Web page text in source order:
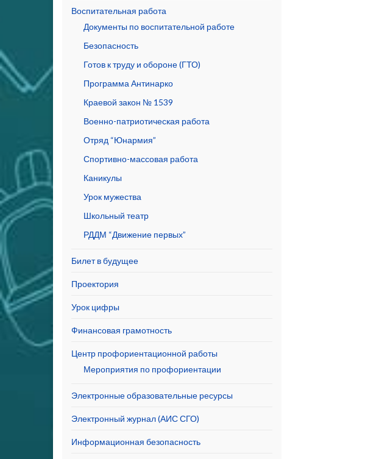
Воспитательная работа
Документы по воспитательной работе
Безопасность
Готов к труду и обороне (ГТО)
Программа Антинарко
Краевой закон № 1539
Военно-патриотическая работа
Отряд “Юнармия”
Спортивно-массовая работа
Каникулы
Урок мужества
Школьный театр
РДДМ “Движение первых”
Билет в будущее
Проектория
Урок цифры
Финансовая грамотность
Центр профориентационной работы
Мероприятия по профориентации
Электронные образовательные ресурсы
Электронный журнал (АИС СГО)
Информационная безопасность